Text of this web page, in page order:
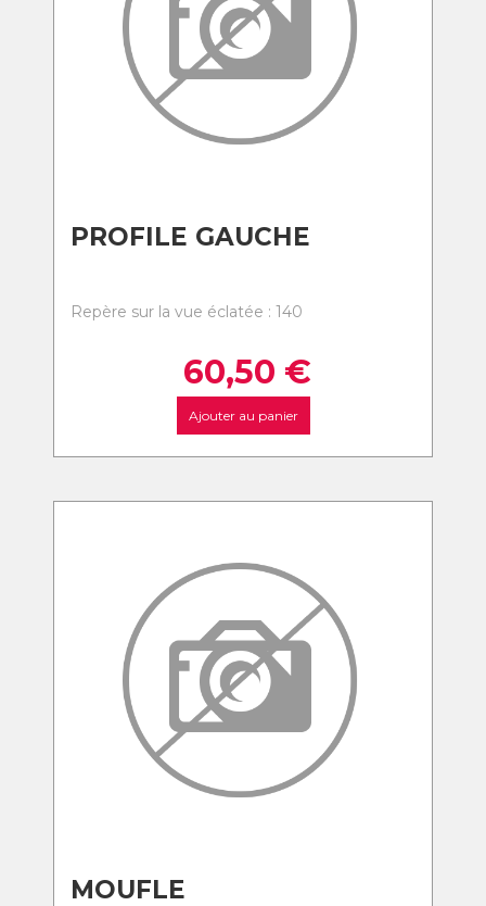
PROFILE GAUCHE
Repère sur la vue éclatée : 140
60,50 €
Ajouter au panier
MOUFLE